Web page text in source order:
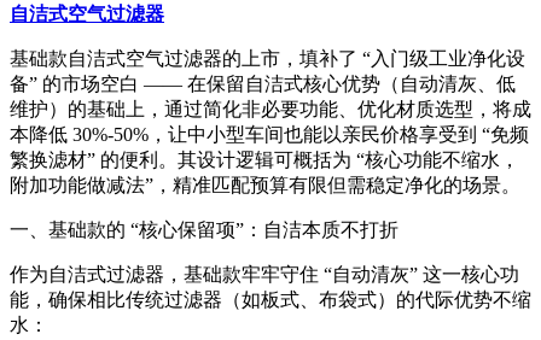
自洁式空气过滤器
基础款自洁式空气过滤器的上市，填补了 “入门级工业净化设
备” 的市场空白 —— 在保留自洁式核心优势（自动清灰、低
维护）的基础上，通过简化非必要功能、优化材质选型，将成
本降低 30%-50%，让中小型车间也能以亲民价格享受到 “免频
繁换滤材” 的便利。其设计逻辑可概括为 “核心功能不缩水，
附加功能做减法”，精准匹配预算有限但需稳定净化的场景。
一、基础款的 “核心保留项”：自洁本质不打折
作为自洁式过滤器，基础款牢牢守住 “自动清灰” 这一核心功
能，确保相比传统过滤器（如板式、布袋式）的代际优势不缩
水：